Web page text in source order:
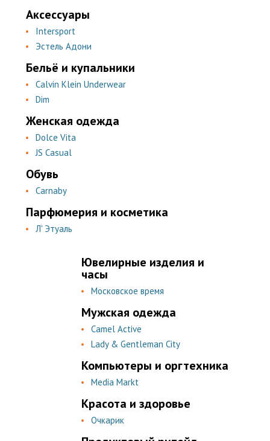
Аксессуары
Intersport
Эстель Адони
Бельё и купальники
Calvin Klein Underwear
Dim
Женская одежда
Dolce Vita
JS Casual
Обувь
Carnaby
Парфюмерия и косметика
Л' Этуаль
Ювелирные изделия и
часы
Московское время
Мужская одежда
Camel Active
Lady & Gentleman City
Компьютеры и оргтехника
Media Markt
Красота и здоровье
Очкарик